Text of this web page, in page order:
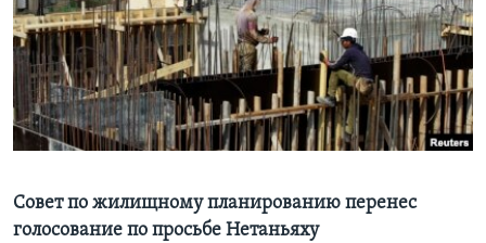
Learning English
СОЦИАЛЬНЫЕ СЕТИ
Языки
Совет по жилищному планированию перенес
голосование по просьбе Нетаньяху